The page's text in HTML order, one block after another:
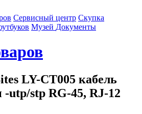
Сервисный центр Cкупка
Музей Документы
LY-CT005 кабель
utp/stp RG-45, RJ-12